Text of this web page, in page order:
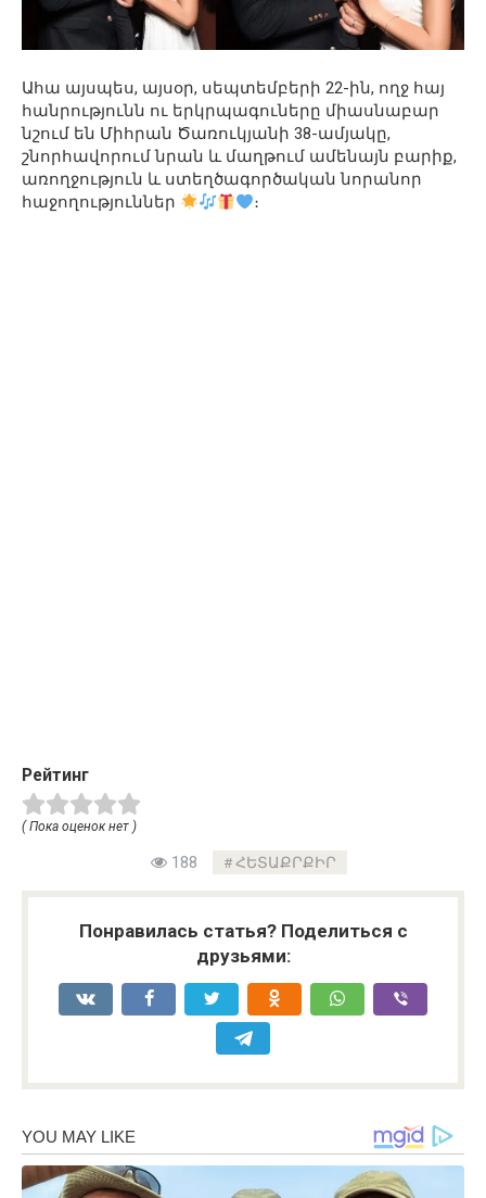
Ահա այսպես, այսօր, սեպտեմբերի 22-ին, ողջ հայ
հանրությունն ու երկրպագուները միասնաբար
նշում են Միհրան Ծառուկյանի 38-ամյակը,
շնորհավորում նրան և մաղթում ամենայն բարիք,
առողջություն և ստեղծագործական նորանոր
հաջողություններ
։
Рейтинг
( Пока оценок нет )
188 ՀԵՏԱՔՐՔԻՐ
Понравилась статья? Поделиться с
друзьями: